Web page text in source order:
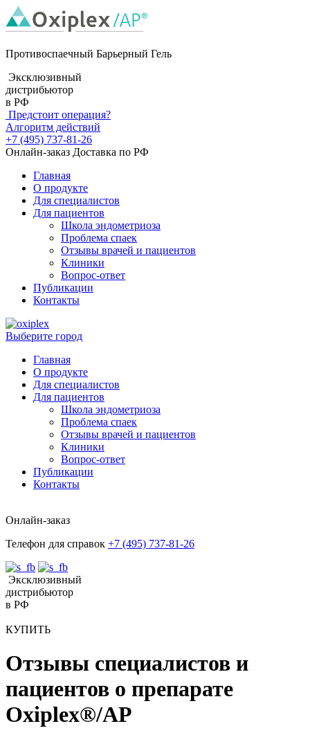
Противоспаечный Барьерный Гель
Эксклюзивный
дистрибьютор
в РФ
Предстоит операция?
Алгоритм действий
+7 (495) 737-81-26
Онлайн-заказ Доставка по РФ
Главная
О продукте
Для специалистов
Для пациентов
Школа эндометриоза
Проблема спаек
Отзывы врачей и пациентов
Клиники
Вопрос-ответ
Публикации
Контакты
Выберите город
Главная
О продукте
Для специалистов
Для пациентов
Школа эндометриоза
Проблема спаек
Отзывы врачей и пациентов
Клиники
Вопрос-ответ
Публикации
Контакты
Онлайн-заказ
Телефон для справок +7 (495) 737-81-26
Эксклюзивный
дистрибьютор
в РФ
КУПИТЬ
Отзывы специалистов и
пациентов о препарате
Oxiplex®/AP